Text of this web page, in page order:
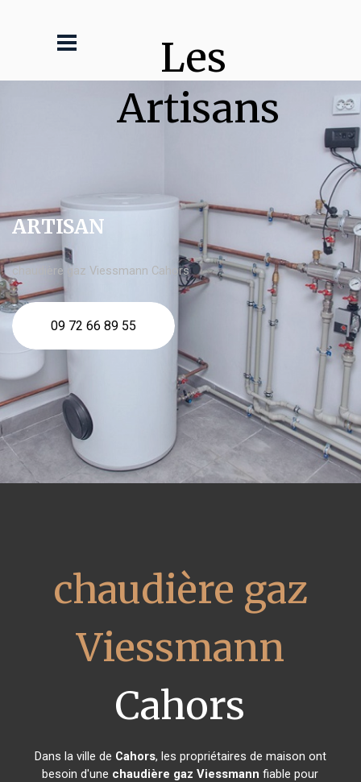
Les
Artisans
ARTISAN
chaudière gaz Viessmann Cahors
09 72 66 89 55
chaudière gaz
Viessmann
Cahors
Dans la ville de Cahors, les propriétaires de maison ont
besoin d'une chaudière gaz Viessmann fiable pour